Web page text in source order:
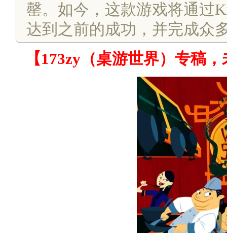
罄。如今，这款游戏将通过
达到之前的成功，并完成众
【173zy（桌游世界）专稿